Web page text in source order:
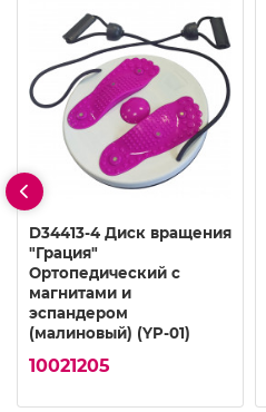
D34413-4 Диск вращения
"Грация"
Ортопедический с
магнитами и
эспандером
(малиновый) (YP-01)
10021205